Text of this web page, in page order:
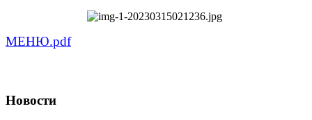
МЕНЮ.pdf
Новости